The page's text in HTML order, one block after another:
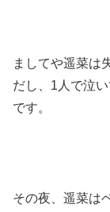
ましてや遥菜は
だし、1人で泣
です。
その夜、遥菜は